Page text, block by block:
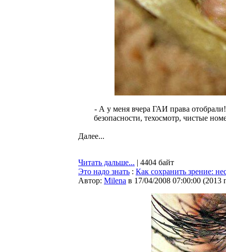
- А у меня вчера ГАИ права
безопасности, техосмотр, чистые
Далее...
Читать дальше... | 4404 байт
Это надо знать : Как сохранить зрение:
Автор: Milena в 17/04/2008 07:00:00 (2013